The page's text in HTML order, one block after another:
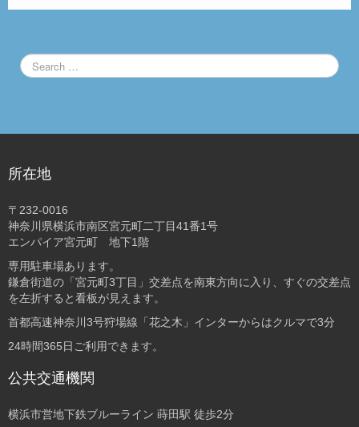
所在地
〒232-0016
神奈川県横浜市南区宮元町二丁目41番1号
エンパイア宮元町 地下1階
専用駐車場あります。
鎌倉街道の「宮元町3丁目」交差点を南東方向に入り、すぐの交差点
を左折すると看板が見えます。
首都高速神奈川3号狩場線「花之木」インターからはクルマで3分
24時間365日ご利用できます。
公共交通機関
横浜市営地下鉄ブルーライン 蒔田駅 徒歩2分